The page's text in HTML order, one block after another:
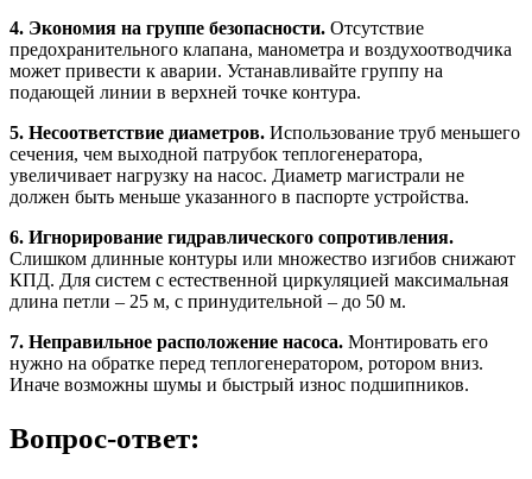
4. Экономия на группе безопасности. Отсутствие
предохранительного клапана, манометра и воздухоотводчика
может привести к аварии. Устанавливайте группу на
подающей линии в верхней точке контура.
5. Несоответствие диаметров. Использование труб меньшего
сечения, чем выходной патрубок теплогенератора,
увеличивает нагрузку на насос. Диаметр магистрали не
должен быть меньше указанного в паспорте устройства.
6. Игнорирование гидравлического сопротивления.
Слишком длинные контуры или множество изгибов снижают
КПД. Для систем с естественной циркуляцией максимальная
длина петли – 25 м, с принудительной – до 50 м.
7. Неправильное расположение насоса. Монтировать его
нужно на обратке перед теплогенератором, ротором вниз.
Иначе возможны шумы и быстрый износ подшипников.
Вопрос-ответ: